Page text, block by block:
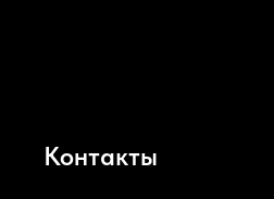
Контакты